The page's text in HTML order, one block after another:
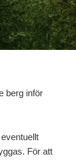
berg inför
För att